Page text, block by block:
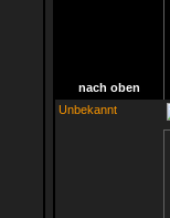
nach oben
Unbekannt